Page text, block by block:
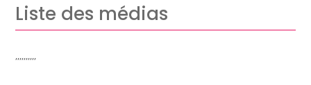
Liste des médias
,,,,,,,,,,